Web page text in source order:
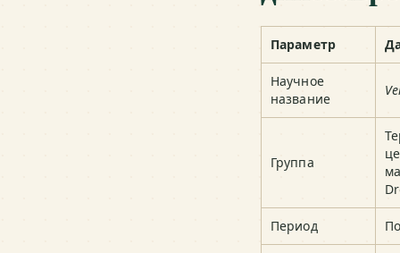
Параметр
Научное
название
Группа
Период